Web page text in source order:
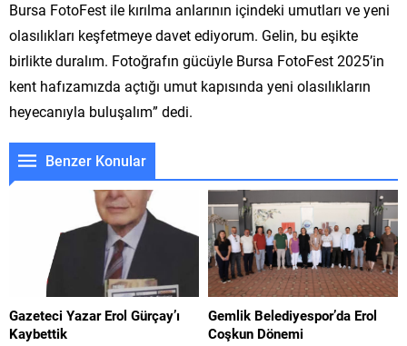
Bursa FotoFest ile kırılma anlarının içindeki umutları ve yeni
olasılıkları keşfetmeye davet ediyorum. Gelin, bu eşikte
birlikte duralım. Fotoğrafın gücüyle Bursa FotoFest 2025’in
kent hafızamızda açtığı umut kapısında yeni olasılıkların
heyecanıyla buluşalım” dedi.
Benzer Konular
Gazeteci Yazar Erol Gürçay’ı
Kaybettik
Gemlik Belediyespor’da Erol
Coşkun Dönemi